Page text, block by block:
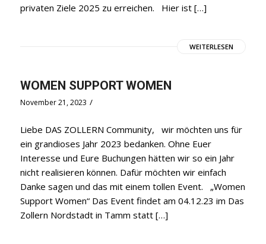
privaten Ziele 2025 zu erreichen. Hier ist […]
WEITERLESEN
WOMEN SUPPORT WOMEN
November 21, 2023 /
Liebe DAS ZOLLERN Community, wir möchten uns für
ein grandioses Jahr 2023 bedanken. Ohne Euer
Interesse und Eure Buchungen hätten wir so ein Jahr
nicht realisieren können. Dafür möchten wir einfach
Danke sagen und das mit einem tollen Event. „Women
Support Women“ Das Event findet am 04.12.23 im Das
Zollern Nordstadt in Tamm statt […]